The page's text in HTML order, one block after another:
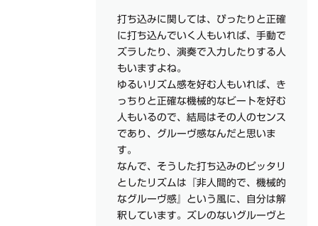
打ち込みに関しては、ぴったりと正確
に打ち込んでいく人もいれば、手動で
ズラしたり、演奏で入力したりする人
もいますよね。
ゆるいリズム感を好む人もいれば、き
っちりと正確な機械的なビートを好む
人もいるので、結局はその人のセンス
であり、グルーヴ感なんだと思いま
す。
なんで、そうした打ち込みのピッタリ
としたリズムは『非人間的で、機械的
なグルーヴ感』という風に、自分は解
釈しています。ズレのないグルーヴと